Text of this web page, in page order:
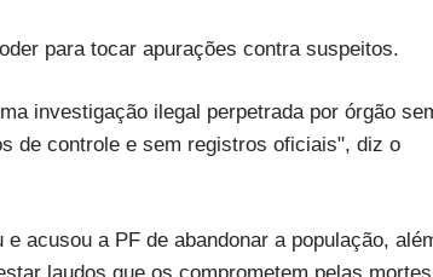
para tocar apurações contra suspeitos.
investigação ilegal perpetrada por órgão
de controle e sem registros oficiais", diz o
acusou a PF de abandonar a população,